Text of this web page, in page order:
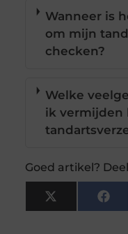
Wanneer is
om mijn
checken?
Welke
ik vermijden
Goed artikel?
X
(Twitter)